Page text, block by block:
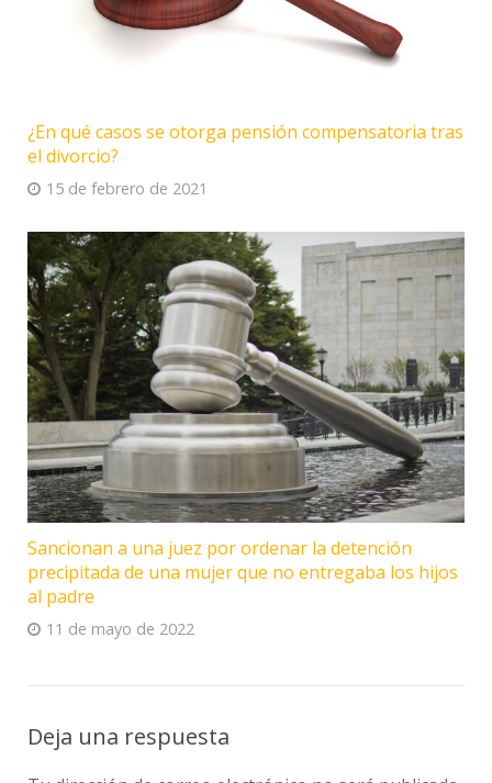
¿En qué casos se otorga pensión compensatoria tras
el divorcio?
15 de febrero de 2021
Sancionan a una juez por ordenar la detención
precipitada de una mujer que no entregaba los hijos
al padre
11 de mayo de 2022
Deja una respuesta